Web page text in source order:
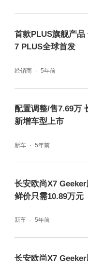
合变速箱，长安
到8.23s，高速环
h，展现出强悍的
一直以来，长安
付出成本的两倍
首款PLUS旗舰产品
7 PLUS全球首发
经销商 5年前
配置调整/售7.69万
新增车型上市
新车 5年前
长安欧尚X7
鲜价只需10.89万元
新车 5年前
长安欧尚X7